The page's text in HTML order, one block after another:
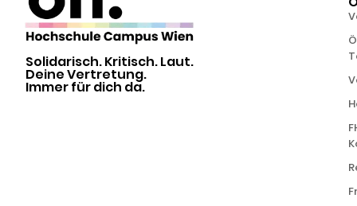
Solidarisch. Kritisch. Laut.
Deine Vertretung.
Immer für dich da.